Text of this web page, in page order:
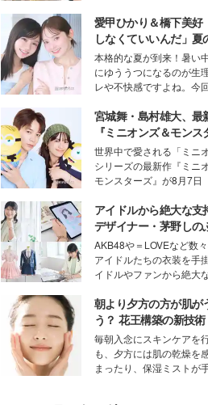
ションの完成度を高める
して、“髪そのものの美し
めて注目する人が増えてい
子。今回は、そんな憧れ
な髪を日常で叶える、美
女性たちのヘアケア事情
ます。
愛甲ひかり＆橋下美好
しなくていいんだ」夏
対策”の新しい選択肢と
本格的な夏が到来！暑い
にゆううつになるのが生
レや不快感ですよね。今
モデル・愛甲ひかりさんと
好さんを迎えて本音で女
ク。猛暑のお出かけを快適
すヒントや、2人が感動
生理の新常識にも迫りま
宮城舞・島村雄大、最
『ミニオンズ＆モンス
ズ』の魅力熱弁 ハチャ
だけじゃない“友情と
動
世界中で愛される「ミニ
シリーズの最新作『ミニ
モンスターズ』が8月7日
ニオン好き”という共通点
デルの宮城舞と島村雄大の
談をお届け！それぞれの
ら、今作ならではの魅力
の感動をもたらす奥深い
ーについて熱く語り合っ
た。
アイドルから絶大な支
デザイナー・茅野しの
愛い”を作る美学＜「
クロスシー」インタビ
AKB48や＝LOVEなど数
アイドルたちの衣装を手
イドルやファンから絶大
取締役兼クリエイティブ
ター・茅野しのぶ。一人ひ
個性に寄り添い、魅力を引
衣装作りは、多くの女性た
気と自信を与え続けてい
朝より夕方の方が肌が
う？ 花王構築の新技
ーターキャプチャリン
ン（捕水肌）」がスキ
の常識を変える予感
毎朝入念にスキンケアを
も、夕方には肌の乾燥を
まったり、保湿ミストが